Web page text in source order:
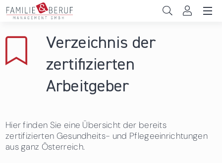
Direkt zum Inhalt
Gemeinden
Das sind wir
News & Events
Verzeichnis der
zertifizierten
Arbeitgeber
Hier finden Sie eine Übersicht der bereits
zertifizierten Gesundheits- und Pflegeeinrichtungen
aus ganz Österreich.